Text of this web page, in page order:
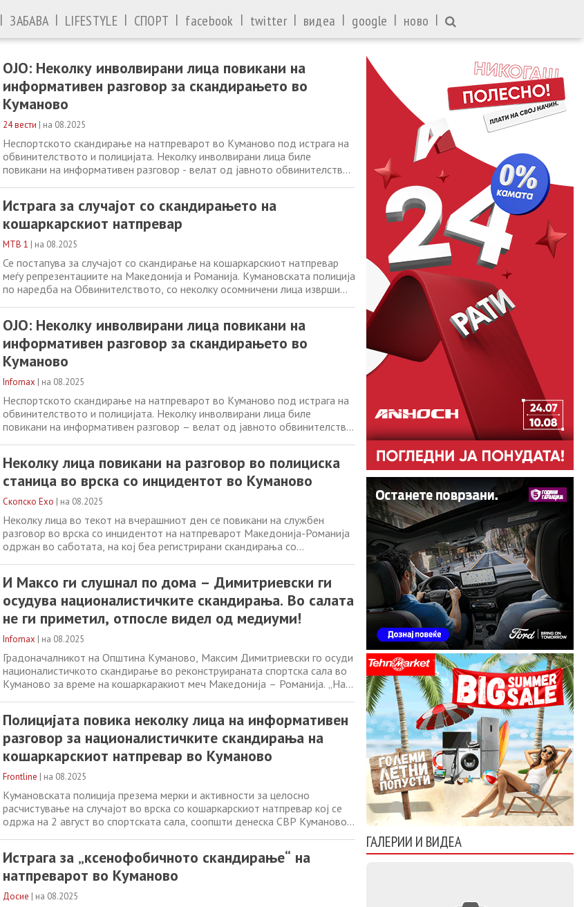
| ЗАБАВА | LIFESTYLE | СПОРТ | facebook | twitter | видеа | google | ново |
ОЈО: Неколку инволвирани лица повикани на
информативен разговор за скандирањето во
Куманово
24 вести | на 08.2025
Неспортското скандирање на натпреварот во Куманово под истрага на
обвинителството и полицијата. Неколку инволвирани лица биле
повикани на информативен разговор - велат од јавното обвинителство.
идентификација на евентуалните
Истрага за случајот со скандирањето на
кошаркарскиот натпревар
МТВ 1 | на 08.2025
Се постапува за случајот со скандирање на кошаркарскиот натпревар
меѓу репрезентациите на Македонија и Романија. Кумановската полиција
по наредба на Обвинителството, со неколку осомничени лица изврши
и кривични постапки
ОЈО: Неколку инволвирани лица повикани на
информативен разговор за скандирањето во
Куманово
Infomax | на 08.2025
Неспортското скандирање на натпреварот во Куманово под истрага на
обвинителството и полицијата. Неколку инволвирани лица биле
повикани на информативен разговор – велат од јавното обвинителство.
идентификација на евентуалните
Неколку лица повикани на разговор во полициска
станица во врска со инцидентот во Куманово
Скопско Ехо | на 08.2025
Неколку лица во текот на вчерашниот ден се повикани на службен
разговор во врска со инцидентот на натпреварот Македонија-Романија
одржан во саботата, на кој беа регистрирани скандирања со
Јавниот обвинител, ќе бидат преземени
И Максо ги слушнал по дома – Димитриевски ги
осудува националистичките скандирања. Во салата
не ги приметил, отпосле видел од медиуми!
Infomax | на 08.2025
Градоначалникот на Општина Куманово, Максим Димитриевски го осуди
националистичкото скандирање во реконструираната спортска сала во
Куманово за време на кошаркаракиот меч Македонија – Романија. „На
пуштена во употреба реконструираната
Полицијата повика неколку лица на информативен
разговор за националистичките скандирања на
кошаркарскиот натпревар во Куманово
Frontline | на 08.2025
Кумановската полиција презема мерки и активности за целосно
расчистување на случајот во врска со кошаркарскиот натпревар кој се
одржа на 2 август во спортската сала, соопшти денеска СВР Куманово.
службен разговор, а во координација со обвинителството ќе бидат
преземани конкретни чекори
Истрага за „ксенофобичното скандирање“ на
натпреварот во Куманово
Досие | на 08.2025
ГАЛЕРИИ И ВИДЕА